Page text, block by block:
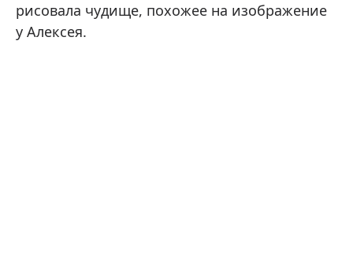
рисовала чудище, похожее на изображение
у Алексея.